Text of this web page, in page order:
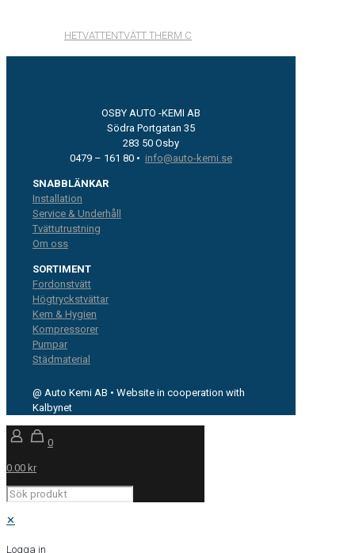
HETVATTENTVÄTT THERM C
OSBY AUTO -KEMI AB
Södra Portgatan 35
283 50 Osby
0479 – 161 80 • info@auto-kemi.se
SNABBLÄNKAR
Installation
Service & Underhåll
Tvättutrustning
Om oss
SORTIMENT
Fordonstvätt
Högtryckstvättar
Kem & Hygien
Kompressorer
Pumpar
Städmaterial
@ Auto Kemi AB • Website in cooperation with
Kalbynet
0
0.00 kr
✕
Logga in